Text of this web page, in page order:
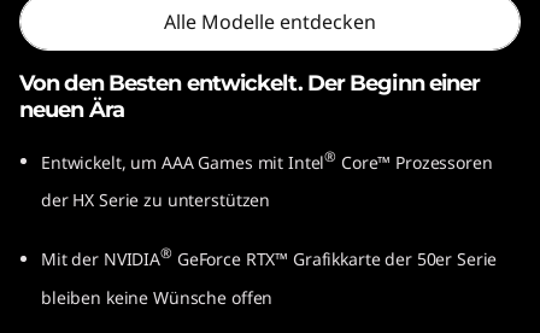
Alle Modelle entdecken
Von den Besten entwickelt. Der Beginn einer
neuen Ära
Entwickelt, um AAA Games mit Intel® Core™ Prozessoren
der HX Serie zu unterstützen
Mit der NVIDIA® GeForce RTX™ Grafikkarte der 50er Serie
bleiben keine Wünsche offen